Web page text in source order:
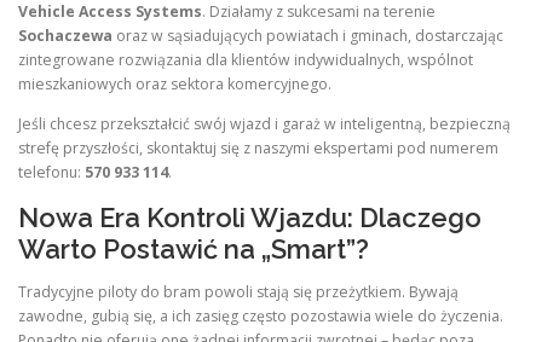
Vehicle Access Systems. Działamy z sukcesami na terenie
Sochaczewa oraz w sąsiadujących powiatach i gminach, dostarczając
zintegrowane rozwiązania dla klientów indywidualnych, wspólnot
mieszkaniowych oraz sektora komercyjnego.
Jeśli chcesz przekształcić swój wjazd i garaż w inteligentną, bezpieczną
strefę przyszłości, skontaktuj się z naszymi ekspertami pod numerem
telefonu: 570 933 114.
Nowa Era Kontroli Wjazdu: Dlaczego
Warto Postawić na „Smart”?
Tradycyjne piloty do bram powoli stają się przeżytkiem. Bywają
zawodne, gubią się, a ich zasięg często pozostawia wiele do życzenia.